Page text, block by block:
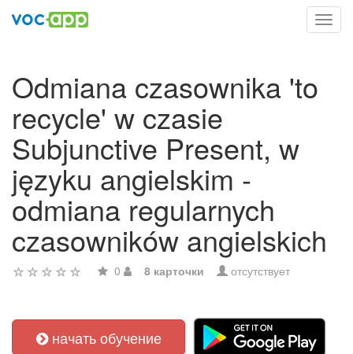
Odmiana czasownika 'to
recycle' w czasie
Subjunctive Present, w
języku angielskim -
odmiana regularnych
czasowników angielskich
0 8 карточки отсутствует
начать обучение